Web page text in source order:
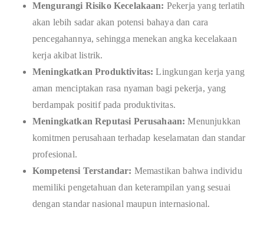
Mengurangi Risiko Kecelakaan: Pekerja yang terlatih
akan lebih sadar akan potensi bahaya dan cara
pencegahannya, sehingga menekan angka kecelakaan
kerja akibat listrik.
Meningkatkan Produktivitas: Lingkungan kerja yang
aman menciptakan rasa nyaman bagi pekerja, yang
berdampak positif pada produktivitas.
Meningkatkan Reputasi Perusahaan: Menunjukkan
komitmen perusahaan terhadap keselamatan dan standar
profesional.
Kompetensi Terstandar: Memastikan bahwa individu
memiliki pengetahuan dan keterampilan yang sesuai
dengan standar nasional maupun internasional.